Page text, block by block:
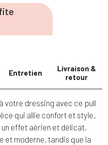
Entretien
Livraison &
retour
votre dressing avec ce pull
qui allie confort et style.
effet aérien et délicat,
et moderne, tandis que la